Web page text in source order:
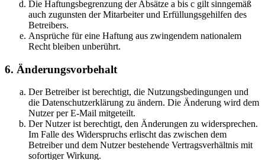
Die Haftungsbegrenzung der Absätze a bis c gilt sinngemäß
auch zugunsten der Mitarbeiter und Erfüllungsgehilfen des
Betreibers.
Ansprüche für eine Haftung aus zwingendem nationalem
Recht bleiben unberührt.
6. Änderungsvorbehalt
Der Betreiber ist berechtigt, die Nutzungsbedingungen und
die Datenschutzerklärung zu ändern. Die Änderung wird dem
Nutzer per E-Mail mitgeteilt.
Der Nutzer ist berechtigt, den Änderungen zu widersprechen.
Im Falle des Widerspruchs erlischt das zwischen dem
Betreiber und dem Nutzer bestehende Vertragsverhältnis mit
sofortiger Wirkung.